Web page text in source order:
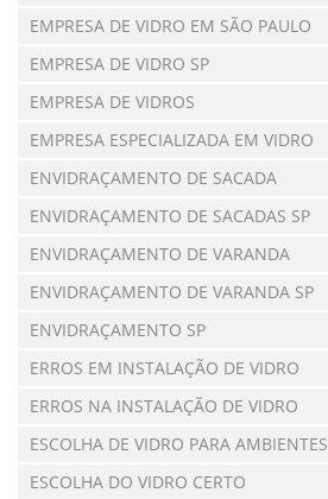
EMPRESA DE VIDRO EM SÃO PAULO
EMPRESA DE VIDRO SP
EMPRESA DE VIDROS
EMPRESA ESPECIALIZADA EM VIDRO
ENVIDRAÇAMENTO DE SACADA
ENVIDRAÇAMENTO DE SACADAS SP
ENVIDRAÇAMENTO DE VARANDA
ENVIDRAÇAMENTO DE VARANDA SP
ENVIDRAÇAMENTO SP
ERROS EM INSTALAÇÃO DE VIDRO
ERROS NA INSTALAÇÃO DE VIDRO
ESCOLHA DE VIDRO PARA AMBIENTES
ESCOLHA DO VIDRO CERTO